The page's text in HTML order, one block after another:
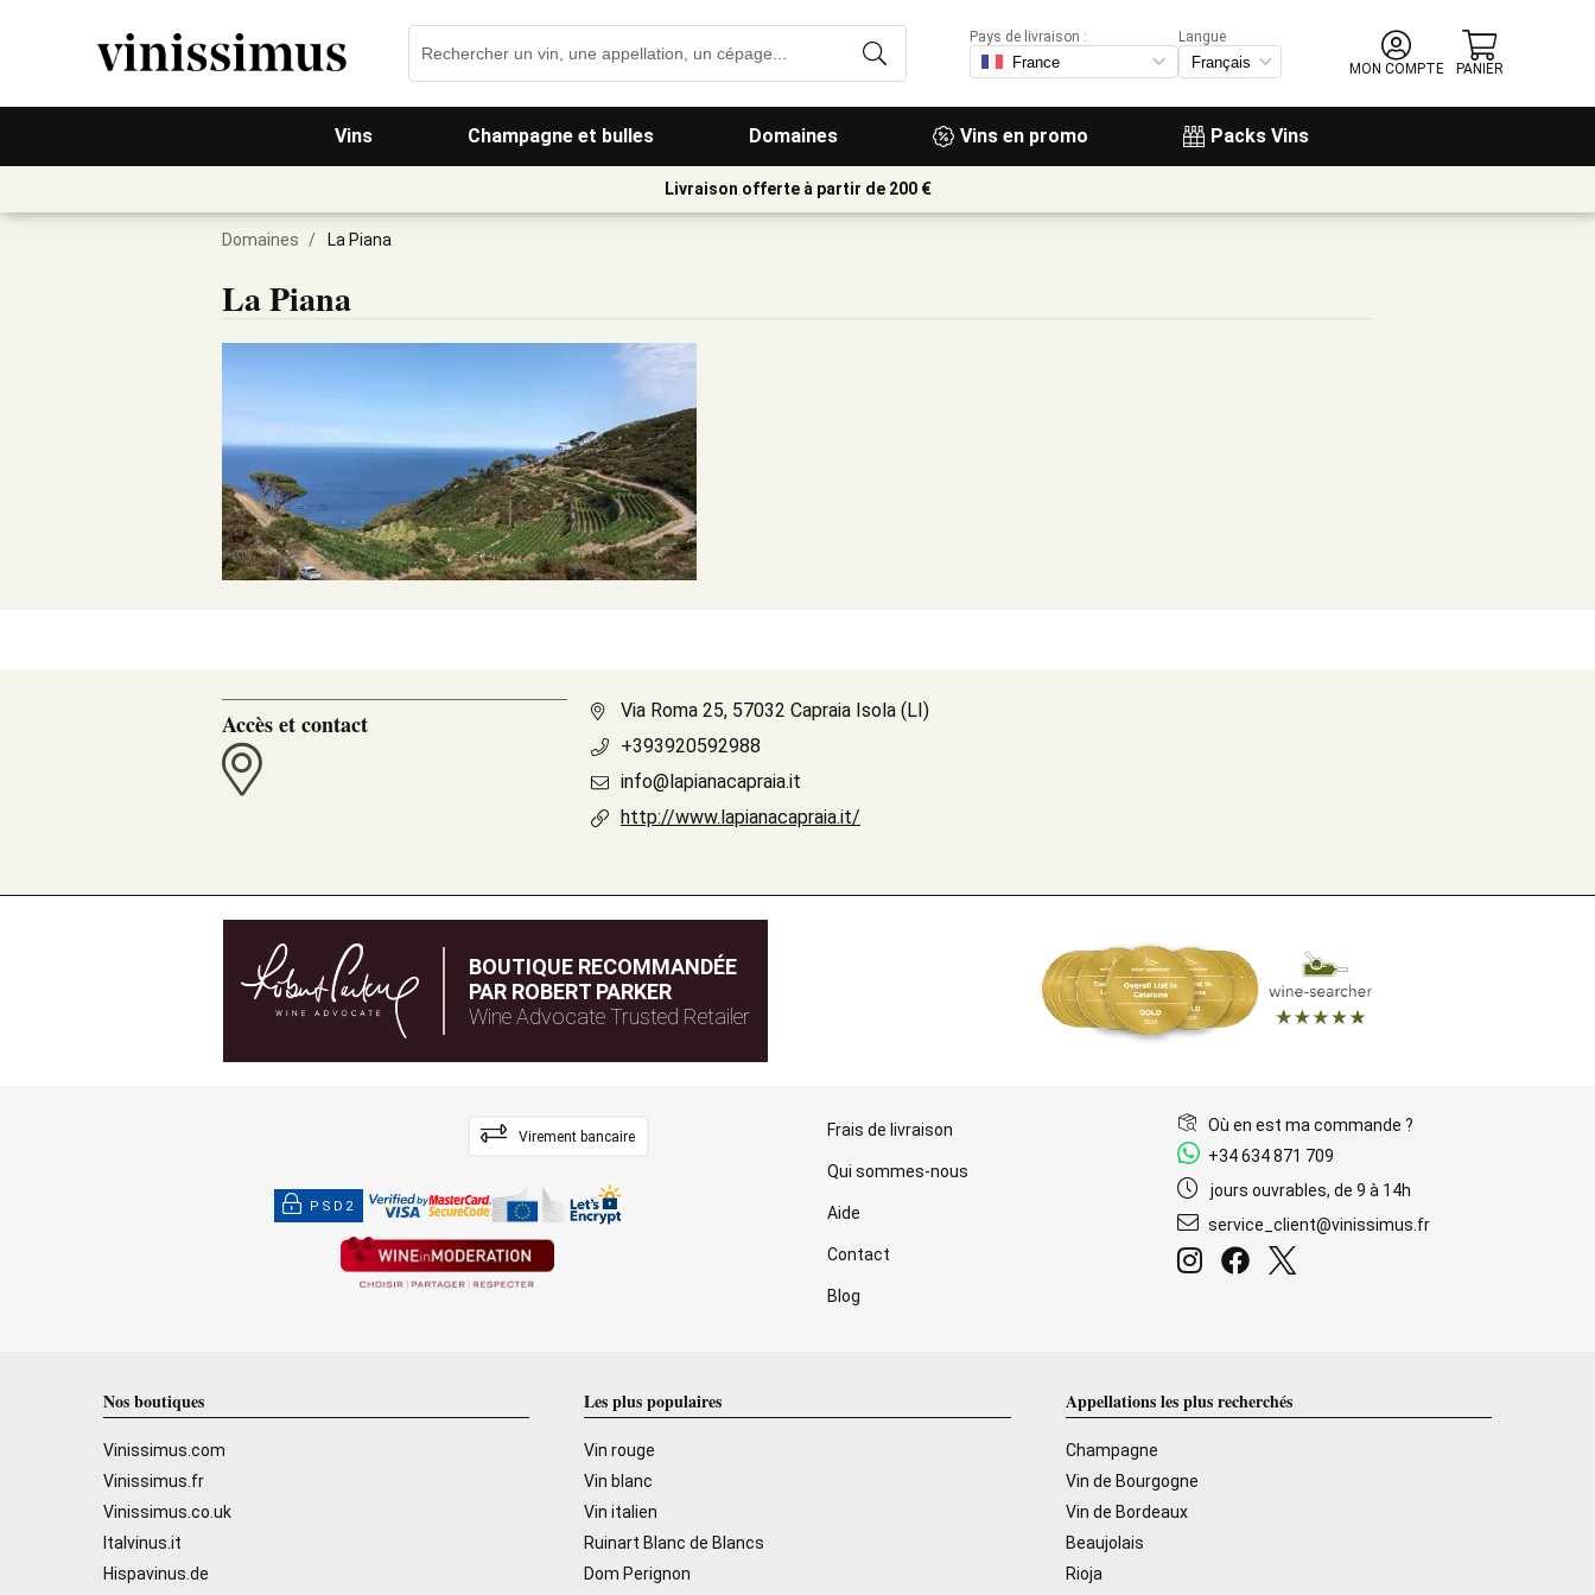
Vins Champagne et bulles Domaines Vins en promo Packs Vins
Pays de livraison :
Langue
MON COMPTE
PANIER
Livraison offerte à partir de 200 €
Domaines / La Piana
La Piana
Accès et contact
Via Roma 25, 57032 Capraia Isola (LI)
+393920592988
info@lapianacapraia.it
http://www.lapianacapraia.it/
BOUTIQUE RECOMMANDÉE
PAR ROBERT PARKER
Wine Advocate Trusted Retailer
Virement bancaire
PSD2
Frais de livraison
Qui sommes-nous
Aide
Contact
Blog
Où en est ma commande ?
+34 634 871 709
jours ouvrables, de 9 à 14h
service_client@vinissimus.fr
Nos boutiques
Vinissimus.com
Vinissimus.fr
Vinissimus.co.uk
Italvinus.it
Hispavinus.de
Les plus populaires
Vin rouge
Vin blanc
Vin italien
Ruinart Blanc de Blancs
Dom Perignon
Appellations les plus recherchés
Champagne
Vin de Bourgogne
Vin de Bordeaux
Beaujolais
Rioja